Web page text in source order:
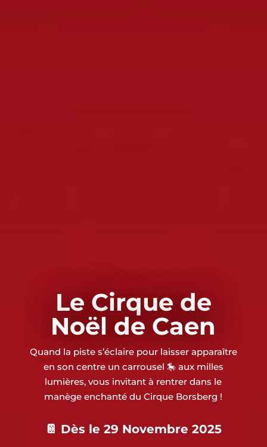
Le Cirque de
Noël de Caen
Quand la piste s’éclaire pour laisser apparaître
en son centre un carrousel 🎠 aux milles
lumières, vous invitant à rentrer dans le
manègeenchanté du Cirque Borsberg !
📔 Dès le 29 Novembre 2025